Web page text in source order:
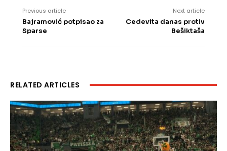
Previous article
Bajramović potpisao za
Sparse
Next article
Cedevita danas protiv
Bešiktaša
RELATED ARTICLES